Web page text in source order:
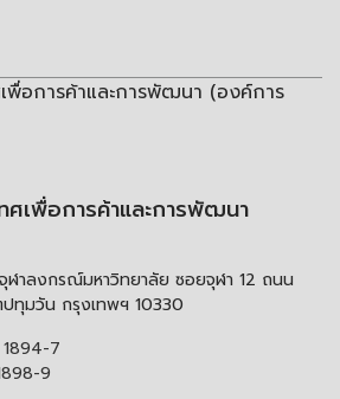
เพื่อการค้าและการพัฒนา (องค์การ
ศเพื่อการค้าและการพัฒนา
าลงกรณ์มหาวิทยาลัย ซอยจุฬา 12 ถนน
ทุมวัน กรุงเทพฯ 10330
7
9